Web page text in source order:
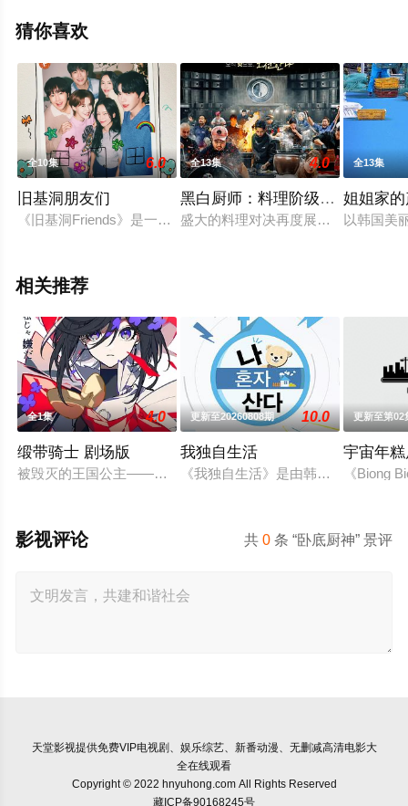
瓣综艺、电视猫或剧情网等平台了解。
猜你喜欢
全10集 6.0
旧基洞朋友们
《旧基洞Friends》是一部日常观察真人秀，讲述了长期独自生
全13集 4.0
黑白厨师：料理阶级战争第二季
盛大的料理对决再度展开，新一批“
全13集
姐姐家
以韩国美
相关推荐
全1集 4.0
缎带骑士 剧场版
被毁灭的王国公主——萨菲娅。灾厄“内尔伽勒”夺走了她故乡希
更新至20260808期 10.0
我独自生活
《我独自生活》是由韩国MBC电视
更新至第02
宇宙年
《Biong
共0 条 “卧底厨神” 景评
影视评论
天堂影视提供免费VIP电视剧、娱乐综艺、新番动漫、无删减高清电影大
全在线观看
Copyright © 2022 hnyuhong.com All Rights Reserved
藏ICP备90168245号